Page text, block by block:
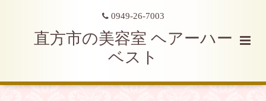
0949-26-7003
直方市の美容室 ヘアーハー
ベスト